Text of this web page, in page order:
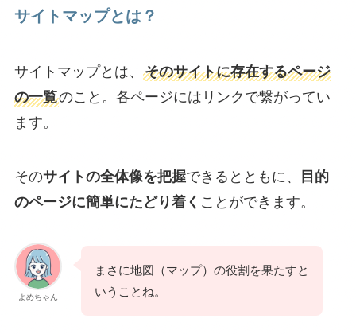
サイトマップとは？
サイトマップとは、 そのサイトに存在するページ
の一覧のこと。各ページにはリンクで繋がってい
ます。
そのサイトの全体像を把握できるとともに、
目的
のページに簡単にたどり着く ことができます。
よめちゃん
まさに地図（マップ）の役割を果たすと
いうことね。